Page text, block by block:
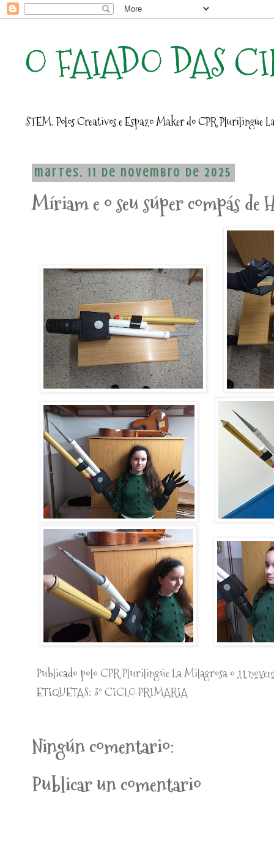
O FAIADO DAS
STEM, Polos Creativos e Espazo Maker do CPR Plurilingüe
martes, 11 de novembro de 2025
Míriam e o seu súper compás de
Publicado poloCPR Plurilingüe La Milagrosao11
ETIQUETAS: 3º CICLO PRIMARIA
Ningún comentario:
Publicar un comentario